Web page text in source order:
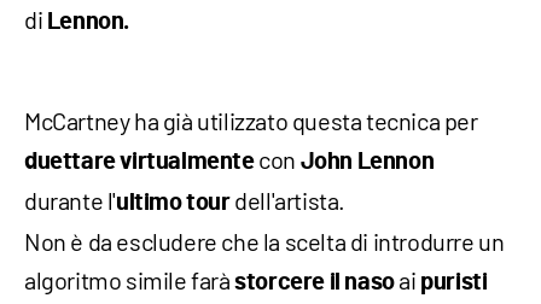
di Lennon.
McCartney ha già utilizzato questa tecnica per
duettare virtualmentecon John Lennon
durante l'ultimo tourdell'artista.
Non è da escludere che la scelta di introdurre un
algoritmo simile faràstorcere il nasoai puristi